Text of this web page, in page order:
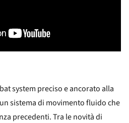
system preciso e ancorato alla
sistema di movimento fluido che
precedenti. Tra le novità di